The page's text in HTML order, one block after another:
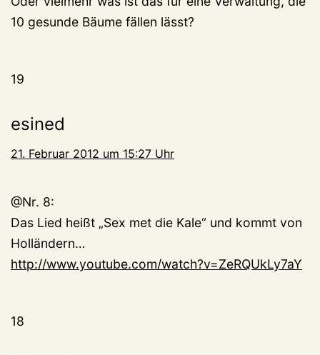
10 gesunde Bäume fällen lässt?
19
esined
21. Februar 2012 um 15:27 Uhr
@Nr. 8:
Das Lied heißt „Sex met die Kale“ und kommt von
Holländern…
http://www.youtube.com/watch?v=ZeRQUkLy7aY
18